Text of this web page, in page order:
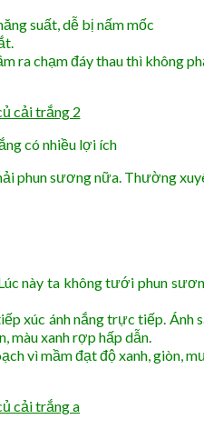
suất, dễ bị nấm mốc
ra chạm đáy thau thì không
có nhiều lợi ích
sương nữa. Thường
này ta không tưới phun
xúc ánh nắng trực tiếp.
màu xanh rợp hấp dẫn.
vì mầm đạt độ xanh, giòn,